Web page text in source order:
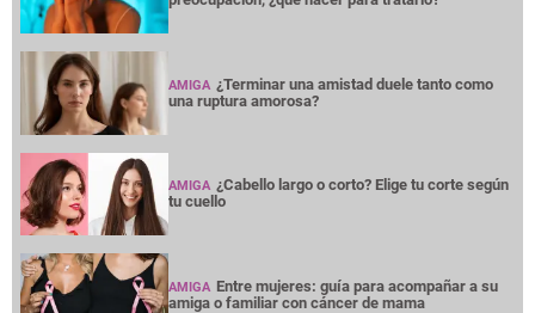
AMIGA ¿Terminar una amistad duele tanto como
una ruptura amorosa?
AMIGA ¿Cabello largo o corto? Elige tu corte según
tu cuello
AMIGA Entre mujeres: guía para acompañar a su
amiga o familiar con cáncer de mama